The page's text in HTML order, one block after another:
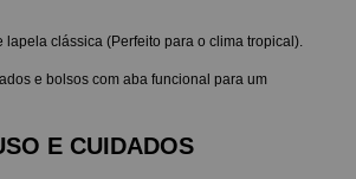
lapela clássica (Perfeito para o clima tropical).
e bolsos com aba funcional para um
E CUIDADOS